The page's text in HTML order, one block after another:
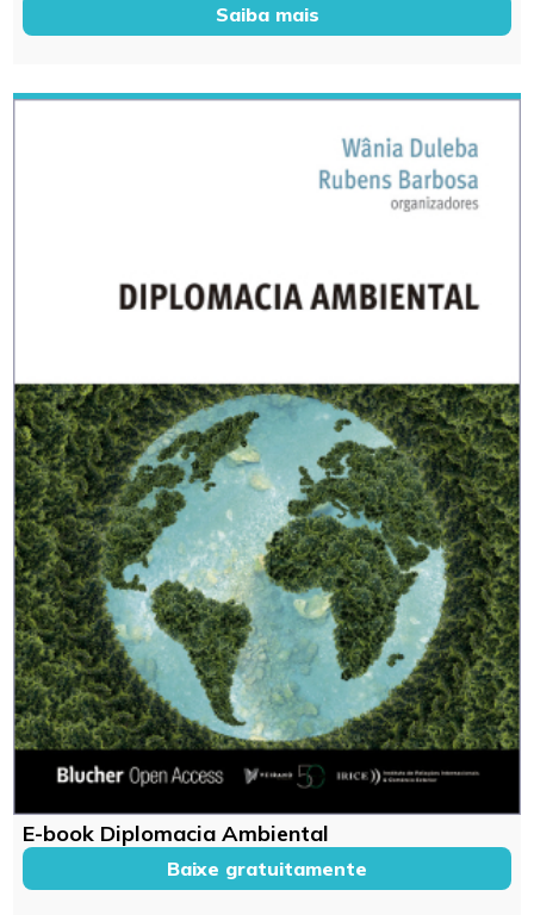
Saiba mais
E-book Diplomacia Ambiental
Baixe gratuitamente